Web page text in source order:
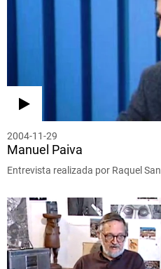
2004-11-29
Manuel Paiva
Entrevista realizada por Raquel